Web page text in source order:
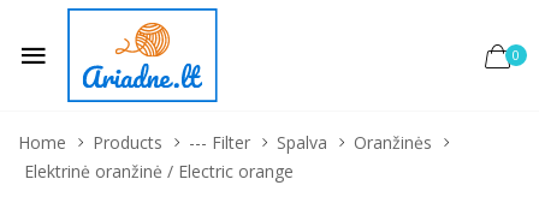
0
Home Products --- Filter Spalva
Oranžinės
Elektrinė oranžinė / Electric orange